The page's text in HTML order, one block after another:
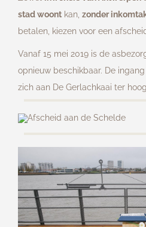
stad woont kan, zonder
betalen, kiezen voor een
Vanaf 15 mei 2019 is de
opnieuw beschikbaar. De
zich aan De Gerlachkaai ter